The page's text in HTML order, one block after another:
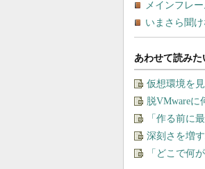
あわせて読みた
仮想環境を
脱VMware
「作る前に
深刻さを増
「どこで何